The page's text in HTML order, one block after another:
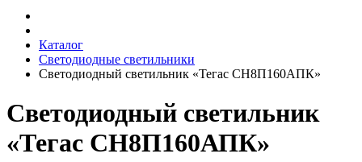
Каталог
Светодиодные светильники
Светодиодный светильник «Тегас СН8П160АПК»
Светодиодный светильник
«Тегас СН8П160АПК»